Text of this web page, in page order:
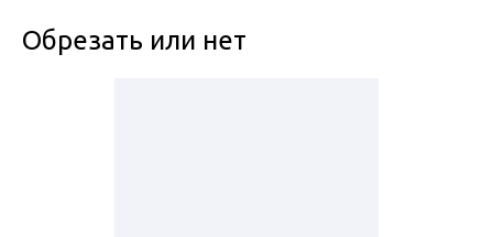
Обрезать или нет